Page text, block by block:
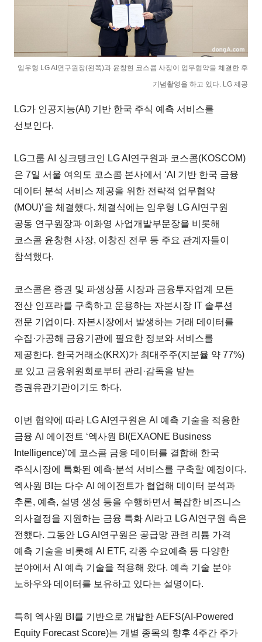
임우형 LG AI연구원장(왼쪽)과 윤창현 코스콤 사장이 업무협약을 체결한 후
기념촬영을 하고 있다. LG 제공
LG가 인공지능(AI) 기반 한국 주식 예측 서비스를
선보인다.
LG그룹 AI 싱크탱크인 LG AI연구원과 코스콤(KOSCOM)
은 7일 서울 여의도 코스콤 본사에서 ‘AI 기반 한국 금융
데이터 분석 서비스 제공을 위한 전략적 업무협약
(MOU)’을 체결했다. 체결식에는 임우형 LG AI연구원
공동 연구원장과 이화영 사업개발부문장을 비롯해
코스콤 윤창현 사장, 이창진 전무 등 주요 관계자들이
참석했다.
코스콤은 증권 및 파생상품 시장과 금융투자업계 모든
전산 인프라를 구축하고 운용하는 자본시장 IT 솔루션
전문 기업이다. 자본시장에서 발생하는 거래 데이터를
수집·가공해 금융기관에 필요한 정보와 서비스를
제공한다. 한국거래소(KRX)가 최대주주(지분율 약 77%)
로 있고 금융위원회로부터 관리·감독을 받는
증권유관기관이기도 하다.
이번 협약에 따라 LG AI연구원은 AI 예측 기술을 적용한
금융 AI 에이전트 ‘엑사원 BI(EXAONE Business
Intelligence)’에 코스콤 금융 데이터를 결합해 한국
주식시장에 특화된 예측·분석 서비스를 구축할 예정이다.
엑사원 BI는 다수 AI 에이전트가 협업해 데이터 분석과
추론, 예측, 설명 생성 등을 수행하면서 복잡한 비즈니스
의사결정을 지원하는 금융 특화 AI라고 LG AI연구원 측은
전했다. 그동안 LG AI연구원은 공급망 관련 리튬 가격
예측 기술을 비롯해 AI ETF, 각종 수요예측 등 다양한
분야에서 AI 예측 기술을 적용해 왔다. 예측 기술 분야
노하우와 데이터를 보유하고 있다는 설명이다.
특히 엑사원 BI를 기반으로 개발한 AEFS(AI-Powered
Equity Forecast Score)는 개별 종목의 향후 4주간 주가